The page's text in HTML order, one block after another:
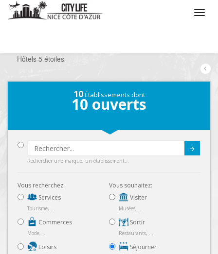
Hôtels 5 étoiles
10Établissements dont
10 ouverts
Rechercher une marque, un établissement...
Vous recherchez:
Services
Tourisme, ...
Commerces
Mode, ...
Loisirs
Vous souhaitez:
Visiter
Musées, ...
Sortir
Restaurants, ...
Séjourner